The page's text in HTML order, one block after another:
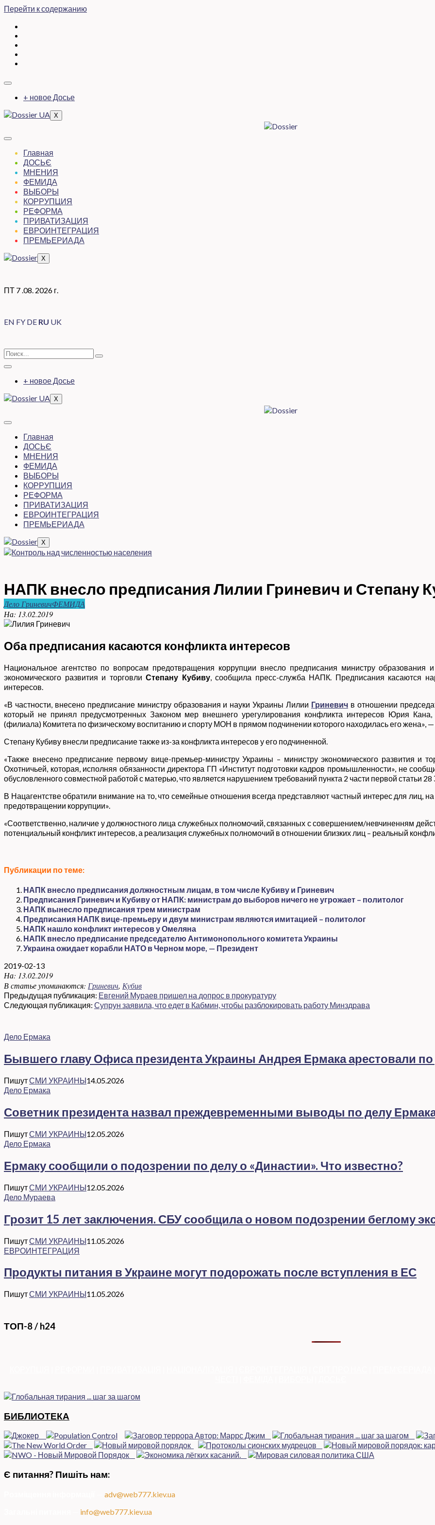
Перейти к содержанию
+ новое Досье
X
Главная
ДОСЬЄ
МНЕНИЯ
ФЕМИДА
ВЫБОРЫ
КОРРУПЦИЯ
РЕФОРМА
ПРИВАТИЗАЦИЯ
ЕВРОИНТЕГРАЦИЯ
ПРЕМЬЕРИАДА
X
ПТ 7 .08. 2026 г.
EN FY DE RU UK
+ новое Досье
X
Главная
ДОСЬЄ
МНЕНИЯ
ФЕМИДА
ВЫБОРЫ
КОРРУПЦИЯ
РЕФОРМА
ПРИВАТИЗАЦИЯ
ЕВРОИНТЕГРАЦИЯ
ПРЕМЬЕРИАДА
X
НАПК внесло предписания Лилии Гриневич и Степану
Дело ГриневичФЕМИДА
На: 13.02.2019
Оба предписания касаются конфликта интересов
Национальное агентство по вопросам предотвращения коррупции внесло предписания министру образования
экономического развития и торговлиСтепану Кубиву, сообщила пресс-служба НАПК. Предписания касаются
интересов.
«В частности, внесено предписание министру образования и науки Украины Лилии Гриневич в отношении
который не принял предусмотренных Законом мер внешнего урегулирования конфликта интересов Юрия Кана,
(филиала) Комитета по физическому воспитанию и спорту МОН в прямом подчинении которого находилась его жена»,
Степану Кубиву внесли предписание также из-за конфликта интересов у его подчиненной.
«Также внесено предписание первому вице-премьер-министру Украины – министру экономического развития и
Охотничьей, которая, исполняя обязанности директора ГП «Институт подготовки кадров промышленности», не
обусловленного совместной работой с матерью, что является нарушением требований пункта 2 части первой статьи
В Нацагентстве обратили внимание на то, что семейные отношения всегда представляют частный интерес для лиц,
предотвращении коррупции».
«Соответственно, наличие у должностного лица служебных полномочий, связанных с совершением/невчиненням
потенциальный конфликт интересов, а реализация служебных полномочий в отношении близких лиц – реальный
Публикации по теме:
НАПК внесло предписания должностным лицам, в том числе Кубиву и Гриневич
Предписания Гриневич и Кубиву от НАПК: министрам до выборов ничего не угрожает – политолог
НАПК вынесло предписания трем министрам
Предписания НАПК вице-премьеру и двум министрам являются имитацией – политолог
НАПК нашло конфликт интересов у Омеляна
НАПК внесло предписание председателю Антимонопольного комитета Украины
Украина ожидает корабли НАТО в Черном море, — Президент
2019-02-13
На: 13.02.2019
В статье упоминаются: Гриневич, Кубив
Предыдущая публикация: Евгений Мураев пришел на допрос в прокуратуру
Следующая публикация: Супрун заявила, что едет в Кабмин, чтобы разблокировать работу Минздрава
Дело Ермака
Бывшего главу Офиса президента Украины Андрея Ермака арестовали
ПишутСМИ УКРАИНЫ14.05.2026
Дело Ермака
Советник президента назвал преждевременными выводы по делу
ПишутСМИ УКРАИНЫ12.05.2026
Дело Ермака
Ермаку сообщили о подозрении по делу о «Династии». Что известно?
ПишутСМИ УКРАИНЫ12.05.2026
Дело Мураева
Грозит 15 лет заключения. СБУ сообщила о новом подозрении беглому
ПишутСМИ УКРАИНЫ11.05.2026
ЕВРОИНТЕГРАЦИЯ
Продукты питания в Украине могут подорожать после вступления в ЕС
ПишутСМИ УКРАИНЫ11.05.2026
ТОП-8 / h24
БИБЛИОТЕКА
Є питання? Пишіть нам:
adv@web777.kiev.ua
info@web777.kiev.ua